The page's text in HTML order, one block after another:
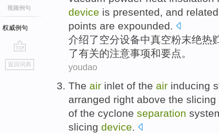
视频例句
权威例句
go
top
返回词典
device is presented, and related
points are expounded.
介绍了空分设备中真空粉末绝热
了有关的注意事项和要点。
youdao
The air inlet of the air inducing
arranged right above the slicing
of the cyclone separation
slicing device